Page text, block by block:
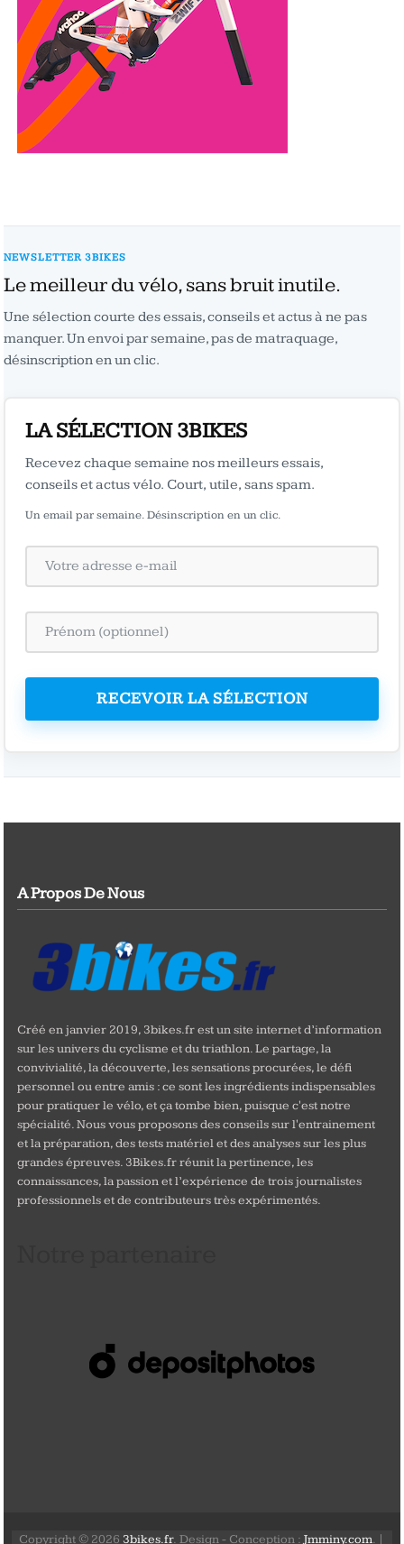
NEWSLETTER 3BIKES
Le meilleur du vélo, sans bruit inutile.
Une sélection courte des essais, conseils et actus à ne pas
manquer. Un envoi par semaine, pas de matraquage,
désinscription en un clic.
LA SÉLECTION 3BIKES
Recevez chaque semaine nos meilleurs essais,
conseils et actus vélo. Court, utile, sans spam.
Un email par semaine. Désinscription en un clic.
RECEVOIR LA SÉLECTION
A Propos De Nous
Créé en janvier 2019, 3bikes.fr est un site internet d’information
sur les univers du cyclisme et du triathlon. Le partage, la
convivialité, la découverte, les sensations procurées, le défi
personnel ou entre amis : ce sont les ingrédients indispensables
pour pratiquer le vélo, et ça tombe bien, puisque c'est notre
spécialité. Nous vous proposons des conseils sur l'entrainement
et la préparation, des tests matériel et des analyses sur les plus
grandes épreuves. 3Bikes.fr réunit la pertinence, les
connaissances, la passion et l’expérience de trois journalistes
professionnels et de contributeurs très expérimentés.
Copyright © 2026 3bikes.fr. Design - Conception :Jmminy.com. |